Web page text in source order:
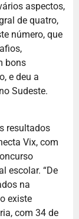
aspectos,
de quatro,
número, que
bons
e deu a
Sudeste.
resultados
Vix, com
escolar. “De
na
existe
com 34 de